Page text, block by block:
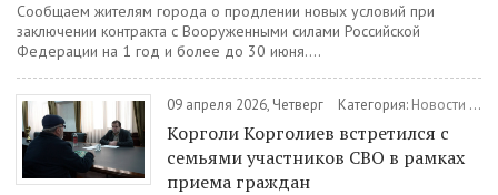
Сообщаем жителям города о продлении новых условий при
заключении контракта с Вооруженными силами Российской
Федерации на 1 год и более до 30 июня....
09 апреля 2026, Четверг Категория: Новости
Корголи Корголиев встретился с
семьями участников СВО в рамках
приема граждан